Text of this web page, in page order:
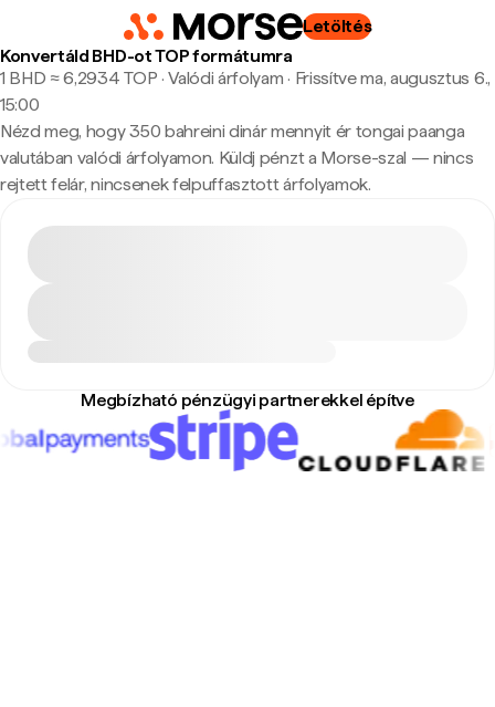
Letöltés
Konvertáld BHD-ot TOP formátumra
1 BHD ≈ 6,2934 TOP · Valódi árfolyam · Frissítve ma, augusztus 6.,
15:00
Nézd meg, hogy 350 bahreini dinár mennyit ér tongai paanga
valutában valódi árfolyamon. Küldj pénzt a Morse-szal — nincs
rejtett felár, nincsenek felpuffasztott árfolyamok.
Megbízható pénzügyi partnerekkel építve